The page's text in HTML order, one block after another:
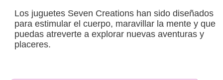
Los juguetes Seven Creations han sido diseñados
para estimular el cuerpo, maravillar la mente y que
puedas atreverte a explorar nuevas aventuras y
placeres.